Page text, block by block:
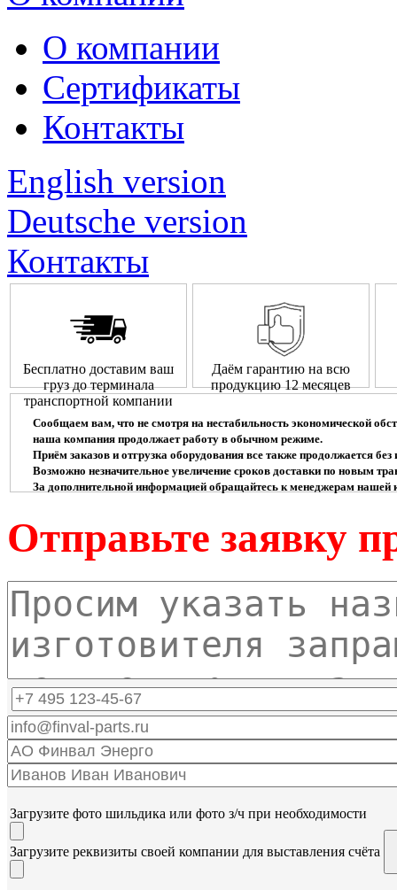
О компании
Сертификаты
Контакты
English version
Deutsche version
Контакты
Бесплатно доставим ваш
груз до терминала
транспортной компании
Даём гарантию на всю
продукцию 12 месяцев
Сообщаем вам, что не смотря на нестабильность экономической
наша компания продолжает работу в обычном режиме.
Приём заказов и отгрузка оборудования все также продолжается без
Возможно незначительное увеличение сроков доставки по новым
За дополнительной информацией обращайтесь к менеджерам нашей
Отправьте заявку
Загрузите фото шильдика или фото з/ч при необходимости
Загрузите реквизиты своей компании для выставления счёта